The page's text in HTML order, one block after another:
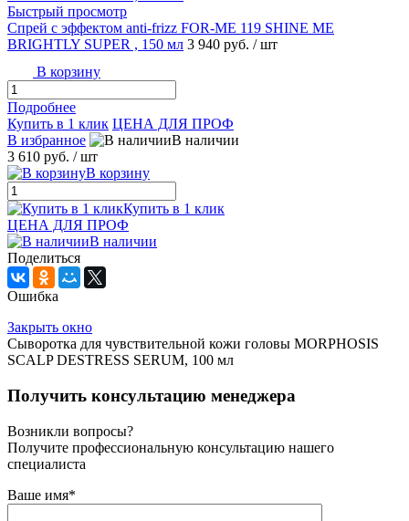
Быстрый просмотр
Спрей с эффектом anti-frizz FOR-ME 119 SHINE ME
BRIGHTLY SUPER , 150 мл 3 940 руб. / шт
В корзину
Подробнее
Купить в 1 клик ЦЕНА ДЛЯ ПРОФ
В избранное
В наличии
3 610 руб. / шт
В корзину
Купить в 1 клик
ЦЕНА ДЛЯ ПРОФ
В наличии
Поделиться
Ошибка
Закрыть окно
Сыворотка для чувствительной кожи головы MORPHOSIS
SCALP DESTRESS SERUM, 100 мл
Получить консультацию менеджера
Возникли вопросы?
Получите профессиональную консультацию нашего
специалиста
Ваше имя*